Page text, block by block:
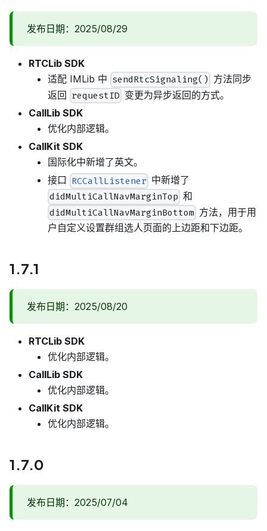
发布日期：2025/08/29
RTCLib SDK
适配 IMLib 中 sendRtcSignaling() 方法同步
返回 requestID 变更为异步返回的方式。
CallLib SDK
优化内部逻辑。
CallKit SDK
国际化中新增了英文。
接口 RCCallListener 中新增了
didMultiCallNavMarginTop 和
didMultiCallNavMarginBottom 方法，用于用
户自定义设置群组选人页面的上边距和下边距。
1.7.1
发布日期：2025/08/20
RTCLib SDK
优化内部逻辑。
CallLib SDK
优化内部逻辑。
CallKit SDK
优化内部逻辑。
1.7.0
发布日期：2025/07/04